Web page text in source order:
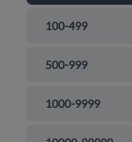
100-499
500-999
1000-9999